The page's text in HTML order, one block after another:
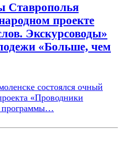
Ставрополья
проекте
Экскурсоводы»
«Больше, чем
состоялся очный
«Проводники
программы…